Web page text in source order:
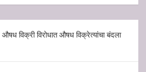
विक्री विरोधात औषध विक्रेत्यांचा बंदला